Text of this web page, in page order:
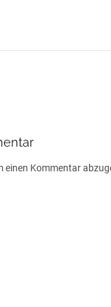
einen Kommentar